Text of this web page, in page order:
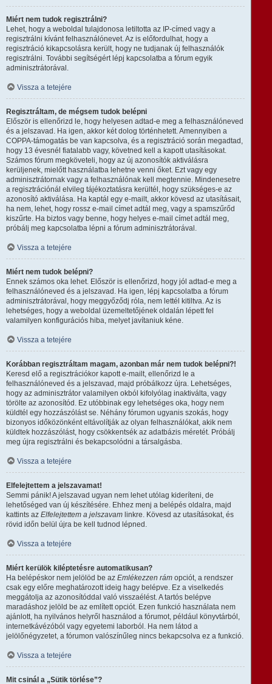
Miért nem tudok regisztrálni?
Lehet, hogy a weboldal tulajdonosa letiltotta az IP-címed vagy a
regisztrálni kívánt felhasználónevet. Az is előfordulhat, hogy a
regisztráció kikapcsolásra került, hogy ne tudjanak új felhasználók
regisztrálni. További segítségért lépj kapcsolatba a fórum egyik
adminisztrátorával.
Vissza a tetejére
Regisztráltam, de mégsem tudok belépni
Először is ellenőrizd le, hogy helyesen adtad-e meg a felhasználóneved
és a jelszavad. Ha igen, akkor két dolog történhetett. Amennyiben a
COPPA-támogatás be van kapcsolva, és a regisztráció során megadtad,
hogy 13 évesnél fiatalabb vagy, követned kell a kapott utasításokat.
Számos fórum megköveteli, hogy az új azonosítók aktiválásra
kerüljenek, mielőtt használatba lehetne venni őket. Ezt vagy egy
adminisztrátornak vagy a felhasználónak kell megtennie. Mindenesetre
a regisztrációnál elvileg tájékoztatásra kerültél, hogy szükséges-e az
azonosító aktiválása. Ha kaptál egy e-mailt, akkor kövesd az utasításait,
ha nem, lehet, hogy rossz e-mail címet adtál meg, vagy a spamszűrőd
kiszűrte. Ha biztos vagy benne, hogy helyes e-mail címet adtál meg,
próbálj meg kapcsolatba lépni a fórum adminisztrátorával.
Vissza a tetejére
Miért nem tudok belépni?
Ennek számos oka lehet. Először is ellenőrizd, hogy jól adtad-e meg a
felhasználóneved és a jelszavad. Ha igen, lépj kapcsolatba a fórum
adminisztrátorával, hogy meggyőződj róla, nem lettél kitiltva. Az is
lehetséges, hogy a weboldal üzemeltetőjének oldalán lépett fel
valamilyen konfigurációs hiba, melyet javítaniuk kéne.
Vissza a tetejére
Korábban regisztráltam magam, azonban már nem tudok belépni?!
Keresd elő a regisztrációkor kapott e-mailt, ellenőrizd le a
felhasználóneved és a jelszavad, majd próbálkozz újra. Lehetséges,
hogy az adminisztrátor valamilyen okból kifolyólag inaktiválta, vagy
törölte az azonosítód. Ez utóbbinak egy lehetséges oka, hogy nem
küldtél egy hozzászólást se. Néhány fórumon ugyanis szokás, hogy
bizonyos időközönként eltávolítják az olyan felhasználókat, akik nem
küldtek hozzászólást, hogy csökkentsék az adatbázis méretét. Próbálj
meg újra regisztrálni és bekapcsolódni a társalgásba.
Vissza a tetejére
Elfelejtettem a jelszavamat!
Semmi pánik! A jelszavad ugyan nem lehet utólag kideríteni, de
lehetőséged van új készítésére. Ehhez menj a belépés oldalra, majd
kattints az Elfelejtettem a jelszavam linkre. Kövesd az utasításokat, és
rövid időn belül újra be kell tudnod lépned.
Vissza a tetejére
Miért kerülök kiléptetésre automatikusan?
Ha belépéskor nem jelölöd be az Emlékezzen rám opciót, a rendszer
csak egy előre meghatározott ideig hagy belépve. Ez a viselkedés
meggátolja az azonosítóddal való visszaélést. A tartós belépve
maradáshoz jelöld be az említett opciót. Ezen funkció használata nem
ajánlott, ha nyilvános helyről használod a fórumot, például könyvtárból,
internetkávézóból vagy egyetemi laborból. Ha nem látod a
jelölőnégyzetet, a fórumon valószínűleg nincs bekapcsolva ez a funkció.
Vissza a tetejére
Mit csinál a „Sütik törlése”?